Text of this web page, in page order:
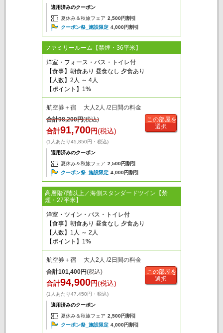
適用済みのクーポン
夏休み＆秋旅フェア 2,500円割引
クーポン祭_施設限定 4,000円割引
ファミリールーム【禁煙・36平米】
洋室・フォース・バス・トイレ付
【食事】朝食あり 昼食なし 夕食あり
【人数】2人 ～ 4人
【ポイント】1%
航空券＋宿 大人2人 /2日間の料金
合計98,200円(税込)
合計91,700円(税込)
(1人あたり45,850円・税込)
適用済みのクーポン
夏休み＆秋旅フェア 2,500円割引
クーポン祭_施設限定 4,000円割引
この部屋を
選択
高層階7階以上／海側スタンダードツイン【禁
煙・27平米】
洋室・ツイン・バス・トイレ付
【食事】朝食あり 昼食なし 夕食あり
【人数】1人 ～ 2人
【ポイント】1%
航空券＋宿 大人2人 /2日間の料金
合計101,400円(税込)
合計94,900円(税込)
(1人あたり47,450円・税込)
適用済みのクーポン
夏休み＆秋旅フェア 2,500円割引
クーポン祭_施設限定 4,000円割引
この部屋を
選択